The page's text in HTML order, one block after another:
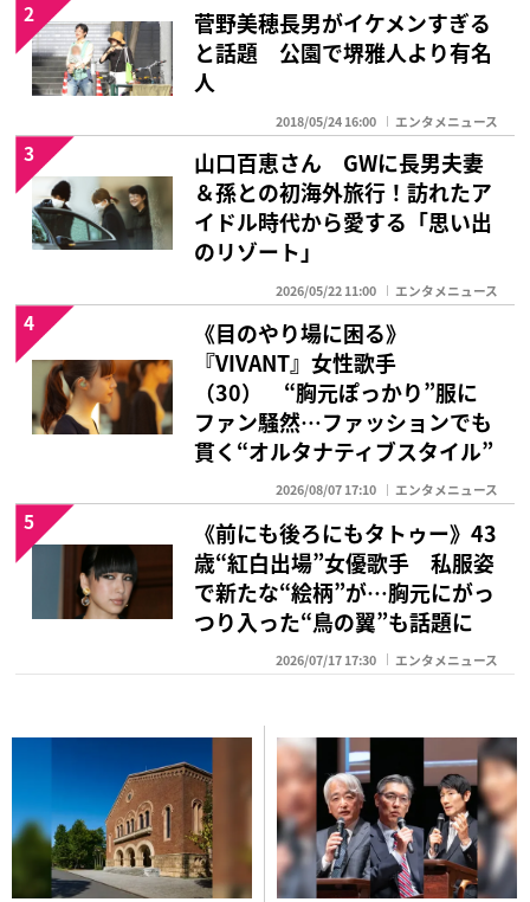
菅野美穂長男がイケメンすぎる
と話題 公園で堺雅人より有名
人
2018/05/24 16:00 エンタメニュース
2
山口百恵さん GWに長男夫妻
＆孫との初海外旅行！訪れたア
イドル時代から愛する「思い出
のリゾート」
2026/05/22 11:00 エンタメニュース
3
《目のやり場に困る》
『VIVANT』女性歌手
（30） “胸元ぽっかり”服に
ファン騒然…ファッションでも
貫く“オルタナティブスタイル”
2026/08/07 17:10 エンタメニュース
4
《前にも後ろにもタトゥー》43
歳“紅白出場”女優歌手 私服姿
で新たな“絵柄”が…胸元にがっ
つり入った“鳥の翼”も話題に
2026/07/17 17:30 エンタメニュース
5